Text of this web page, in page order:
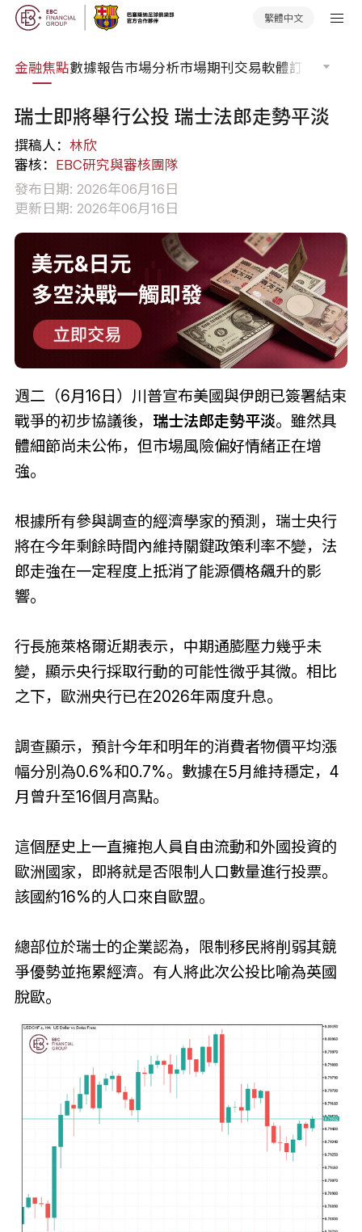
繁體中文
金融焦點數據報告市場分析市場期刊交易軟體訂單流
瑞士即將舉行公投 瑞士法郎走勢平淡
撰稿人： 林欣
審核： EBC研究與審核團隊
發布日期: 2026年06月16日
更新日期: 2026年06月16日
週二（6月16日）川普宣布美國與伊朗已簽署結束
戰爭的初步協議後， 瑞士法郎走勢平淡。雖然具
體細節尚未公佈，但市場風險偏好情緒正在增
強。
根據所有參與調查的經濟學家的預測，瑞士央行
將在今年剩餘時間內維持關鍵政策利率不變，法
郎走強在一定程度上抵消了能源價格飆升的影
響。
行長施萊格爾近期表示，中期通膨壓力幾乎未
變，顯示央行採取行動的可能性微乎其微。相比
之下，歐洲央行已在2026年兩度升息。
調查顯示，預計今年和明年的消費者物價平均漲
幅分別為0.6%和0.7%。數據在5月維持穩定，4
月曾升至16個月高點。
這個歷史上一直擁抱人員自由流動和外國投資的
歐洲國家，即將就是否限制人口數量進行投票。
該國約16%的人口來自歐盟。
總部位於瑞士的企業認為，限制移民將削弱其競
爭優勢並拖累經濟。有人將此次公投比喻為英國
脫歐。